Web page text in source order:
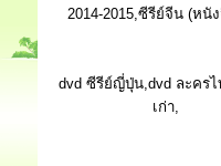
2014-2015,ซีรีย์จีน (หนั
dvd ซีรีย์ญี่ปุ่น,dvd ละคร
เก่า,